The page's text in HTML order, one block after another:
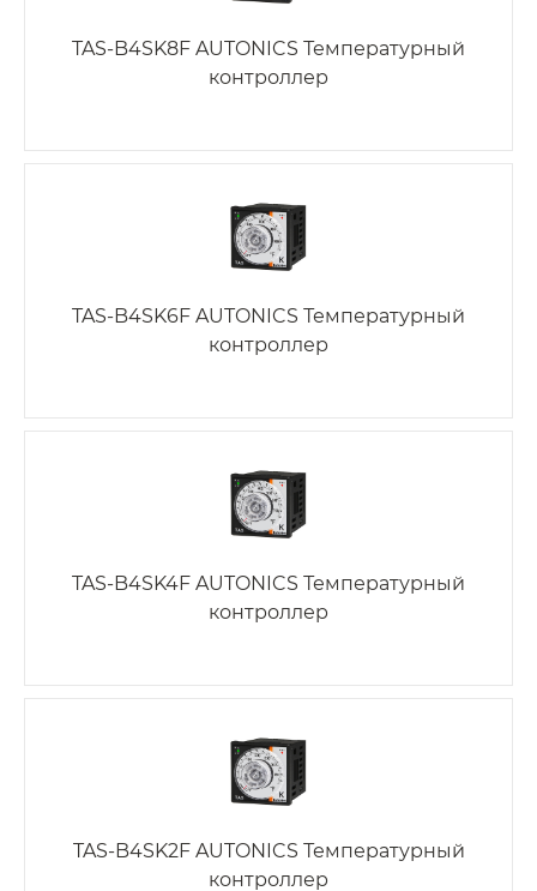
TAS-B4SK8F AUTONICS Температурный
контроллер
TAS-B4SK6F AUTONICS Температурный
контроллер
TAS-B4SK4F AUTONICS Температурный
контроллер
TAS-B4SK2F AUTONICS Температурный
контроллер